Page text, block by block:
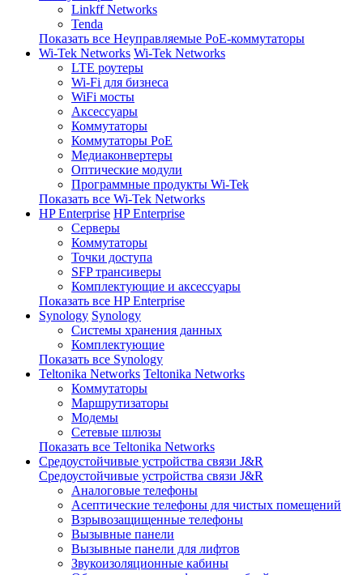
Linkff Networks
Tenda
Показать все Неуправляемые PoE-коммутаторы
Wi-Tek Networks Wi-Tek Networks
LTE роутеры
Wi-Fi для бизнеса
WiFi мосты
Аксессуары
Коммутаторы
Коммутаторы PoE
Медиаконвертеры
Оптические модули
Программные продукты Wi-Tek
Показать все Wi-Tek Networks
HP Enterprise HP Enterprise
Серверы
Коммутаторы
Точки доступа
SFP трансиверы
Комплектующие и аксессуары
Показать все HP Enterprise
Synology Synology
Системы хранения данных
Комплектующие
Показать все Synology
Teltonika Networks Teltonika Networks
Коммутаторы
Маршрутизаторы
Модемы
Сетевые шлюзы
Показать все Teltonika Networks
Средоустойчивые устройства связи J&R
Средоустойчивые устройства связи J&R
Аналоговые телефоны
Асептические телефоны для чистых помещений
Взрывозащищенные телефоны
Вызывные панели
Вызывные панели для лифтов
Звукоизоляционные кабины